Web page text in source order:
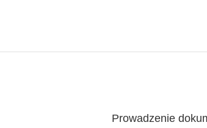
Prowadzenie